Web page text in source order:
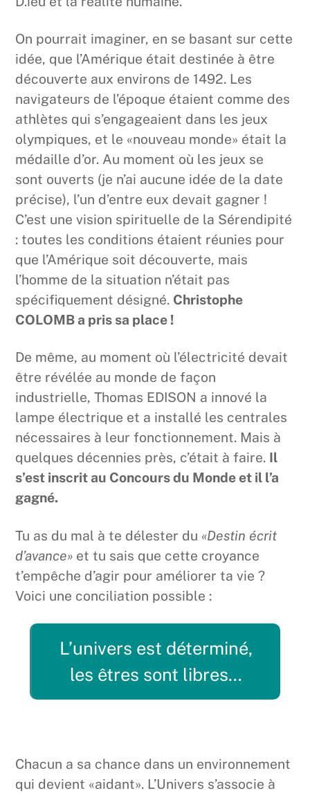
On pourrait imaginer, en se basant sur cette
idée, que l’Amérique était destinée à être
découverte aux environs de 1492. Les
navigateurs de l’époque étaient comme des
athlètes qui s’engageaient dans les jeux
olympiques, et le «nouveau monde» était la
médaille d’or. Au moment où les jeux se
sont ouverts (je n’ai aucune idée de la date
précise), l’un d’entre eux devait gagner !
C’est une vision spirituelle de la Sérendipité
: toutes les conditions étaient réunies pour
que l’Amérique soit découverte, mais
l’homme de la situation n’était pas
spécifiquement désigné. Christophe
COLOMB a pris sa place !
De même, au moment où l’électricité devait
être révélée au monde de façon
industrielle, Thomas EDISON a innové la
lampe électrique et a installé les centrales
nécessaires à leur fonctionnement. Mais à
quelques décennies près, c’était à faire. Il
s’est inscrit au Concours du Monde et il l’a
gagné.
Tu as du mal à te délester du «Destin écrit
d’avance» et tu sais que cette croyance
t’empêche d’agir pour améliorer ta vie ?
Voici une conciliation possible :
L’univers est déterminé,
les êtres sont libres…
Chacun a sa chance dans un environnement
qui devient «aidant». L’Univers s’associe à